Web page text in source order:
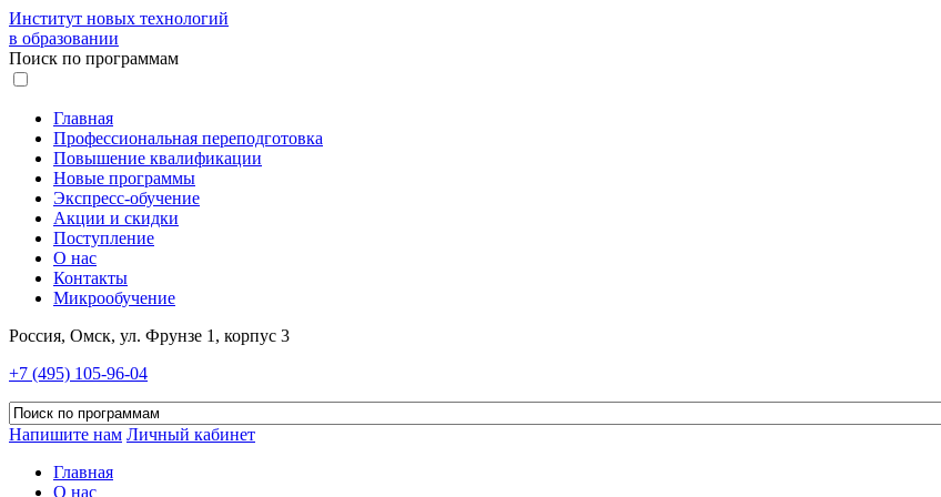
Институт новых технологий
в образовании
Поиск по программам
Главная
Профессиональная переподготовка
Повышение квалификации
Новые программы
Экспресс-обучение
Акции и скидки
Поступление
О нас
Контакты
Микрообучение
Россия, Омск, ул. Фрунзе 1, корпус 3
+7 (495) 105-96-04
Напишите нам Личный кабинет
Главная
О нас